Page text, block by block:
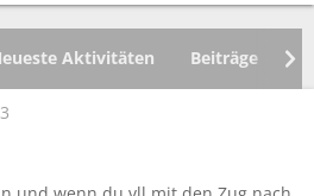
Aktivitäten Beiträge